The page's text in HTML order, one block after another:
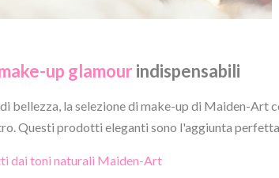
up glamour indispensabili
bellezza, la selezione di make-up di Maiden-Art
Questi prodotti eleganti sono l'aggiunta